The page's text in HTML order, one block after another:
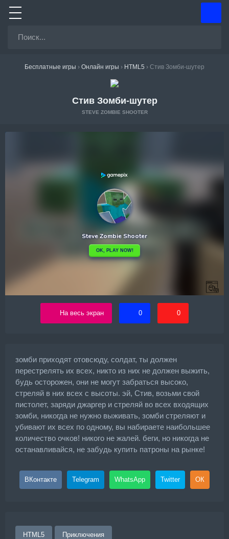
Бесплатные игры › Онлайн игры › HTML5 › Стив Зомби-шутер
Стив Зомби-шутер
STEVE ZOMBIE SHOOTER
На весь экран 0 0
зомби приходят отовсюду, солдат, ты должен
перестрелять их всех, никто из них не должен выжить,
будь осторожен, они не могут забраться высоко,
стреляй в них всех с высоты. эй, Стив, возьми свой
пистолет, заряди джаргер и стреляй во всех входящих
зомби, никогда не нужно выживать, зомби стреляют и
убивают их всех по одному, вы набираете наибольшее
количество очков! никого не жалей. беги, но никогда не
останавливайся, не забудь купить патроны на рынке!
ВКонтакте Telegram WhatsApp Twitter ОК
HTML5 Приключения